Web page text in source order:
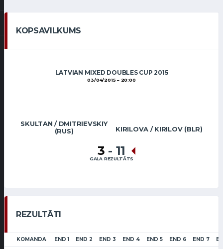
KOPSAVILKUMS
LATVIAN MIXED DOUBLES CUP 2015
03/04/2015 20:00
SKULTAN / DMITRIEVSKIY
(RUS)
KIRILOVA / KIRILOV (BLR)
3 - 11
GALA REZULTĀTS
REZULTĀTI
KOMANDA END 1 END 2 END 3 END 4 END 5 END 6 END 7